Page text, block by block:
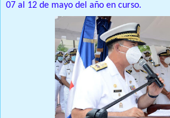
07 al 12 de mayo del año en curso.